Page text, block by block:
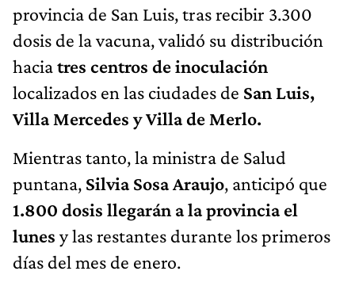
provincia de San Luis, tras recibir 3.300
dosis de la vacuna, validó su distribución
haciatres centros de inoculación
localizados en las ciudades de San Luis,
Villa Mercedes y Villa de Merlo.
Mientras tanto, la ministra de Salud
puntana, Silvia Sosa Araujo, anticipó que
1.800 dosis llegarán a la provincia el
lunes y las restantes durante los primeros
días del mes de enero.